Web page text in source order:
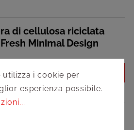
di cellulosa riciclata
Minimal Design
per vedere i prezzi
i cookie per
esperienza possibile.